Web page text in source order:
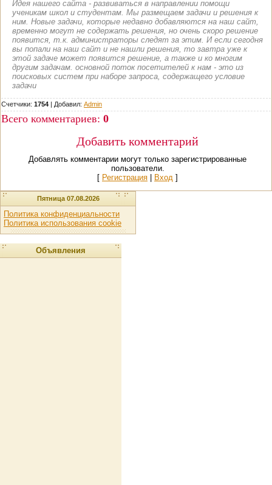
Идея нашего сайта - развиваться в направлении помощи
ученикам школ и студентам. Мы размещаем задачи и решения к
ним. Новые задачи, которые недавно добавляются на наш сайт,
временно могут не содержать решения, но очень скоро решение
появится, т.к. администраторы следят за этим. И если сегодня
вы попали на наш сайт и не нашли решения, то завтра уже к
этой задаче может появится решение, а также и ко многим
другим задачам. основной поток посетителей к нам - это из
поисковых систем при наборе запроса, содержащего условие
задачи
Счетчики: 1754 | Добавил: Admin
Всего комментариев: 0
Добавить комментарий
Добавлять комментарии могут только зарегистрированные
пользователи.
[ Регистрация Вход ]
Пятница 07.08.2026
Политика конфиденциальности
Политика использования cookie
Объявления